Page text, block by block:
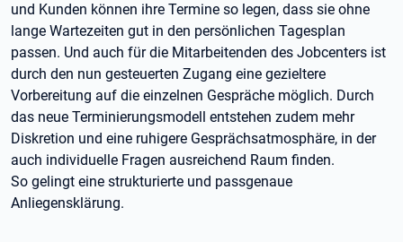
und Kunden können ihre Termine so legen, dass sie ohne
lange Wartezeiten gut in den persönlichen Tagesplan
passen. Und auch für die Mitarbeitenden des Jobcenters ist
durch den nun gesteuerten Zugang eine gezieltere
Vorbereitung auf die einzelnen Gespräche möglich. Durch
das neue Terminierungsmodell entstehen zudem mehr
Diskretion und eine ruhigere Gesprächsatmosphäre, in der
auch individuelle Fragen ausreichend Raum finden.
So gelingt eine strukturierte und passgenaue
Anliegensklärung.